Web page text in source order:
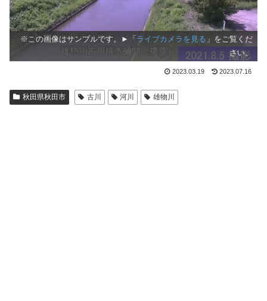
※この画像はサンプルです。►「 ライブカメラを見る 」をご覧くだ
さい。
2023.03.19 2023.07.16
秋田県秋田市 古川 河川 雄物川